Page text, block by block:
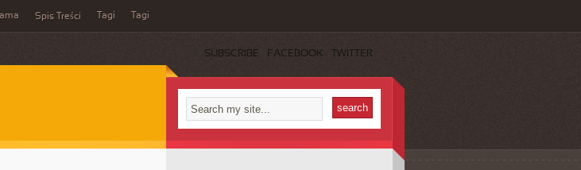
Spis Treści Tagi Tagi
SUBSCRIBE FACEBOOK TWITTER